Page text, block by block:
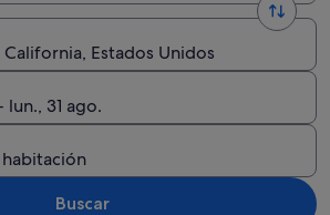
Estados Unidos
31 ago.
habitación
Buscar